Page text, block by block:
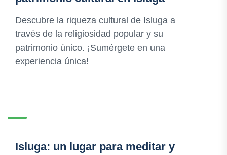
Descubre la riqueza cultural de Isluga a
través de la religiosidad popular y su
patrimonio único. ¡Sumérgete en una
experiencia única!
Isluga: un lugar para meditar y